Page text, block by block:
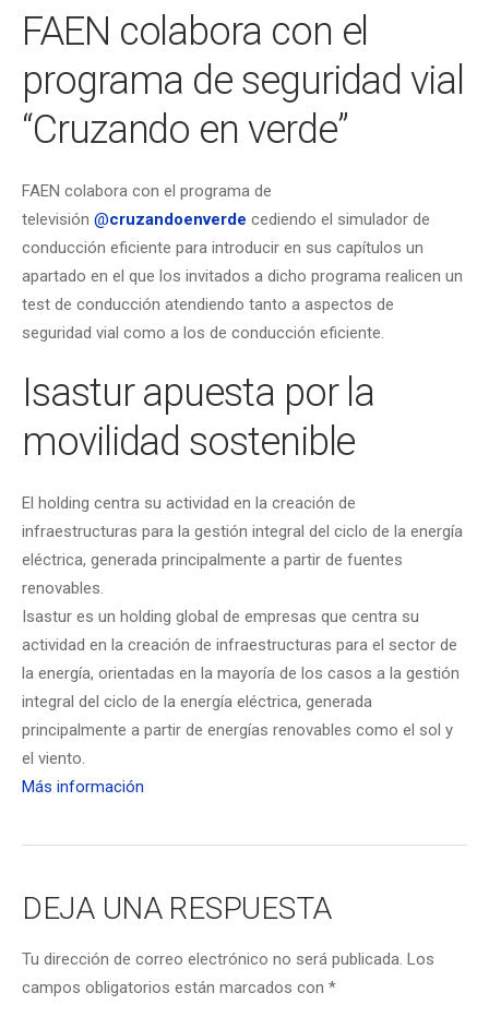
FAEN colabora con el
programa de seguridad vial
“Cruzando en verde”
FAEN colabora con el programa de
televisión @cruzandoenverde cediendo el simulador de
conducción eficiente para introducir en sus capítulos un
apartado en el que los invitados a dicho programa realicen un
test de conducción atendiendo tanto a aspectos de
seguridad vial como a los de conducción eficiente.
Isastur apuesta por la
movilidad sostenible
El holding centra su actividad en la creación de
infraestructuras para la gestión integral del ciclo de la energía
eléctrica, generada principalmente a partir de fuentes
renovables.
Isastur es un holding global de empresas que centra su
actividad en la creación de infraestructuras para el sector de
la energía, orientadas en la mayoría de los casos a la gestión
integral del ciclo de la energía eléctrica, generada
principalmente a partir de energías renovables como el sol y
el viento.
Más información
DEJA UNA RESPUESTA
Tu dirección de correo electrónico no será publicada. Los
campos obligatorios están marcados con *